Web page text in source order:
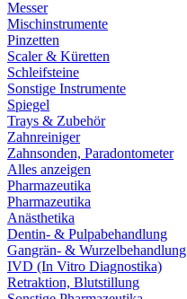
Messer
Mischinstrumente
Pinzetten
Scaler & Küretten
Schleifsteine
Sonstige Instrumente
Spiegel
Trays & Zubehör
Zahnreiniger
Zahnsonden, Paradontometer
Alles anzeigen
Pharmazeutika
Pharmazeutika
Anästhetika
Dentin- & Pulpabehandlung
Gangrän- & Wurzelbehandlung
IVD (In Vitro Diagnostika)
Retraktion, Blutstillung